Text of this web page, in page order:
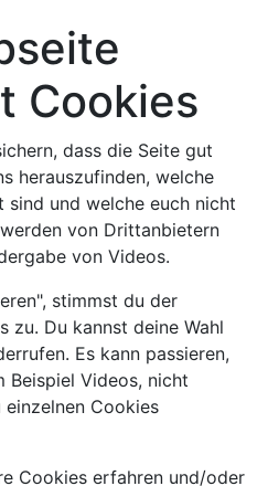
Cookies
dass die Seite gut
herauszufinden, welche
sind und welche euch nicht
von Drittanbietern
von Videos.
stimmst du der
zu. Du kannst deine Wahl
Es kann passieren,
Beispiel Videos, nicht
Cookies
Cookies erfahren und/oder